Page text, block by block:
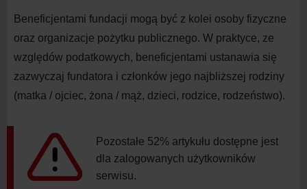
Beneficjentami fundacji mogą być z kolei osoby fizyczne
oraz organizacje pożytku publicznego. W praktyce, ze
względów podatkowych, beneficjentami ustanawia się
zazwyczaj fundatora i członków jego najbliższej rodziny
(matka / ojciec, żona / mąż, dzieci, rodzice, rodzeństwo).
Pozostałe 52% artykułu dostępne jest
dla zalogowanych użytkowników
serwisu.